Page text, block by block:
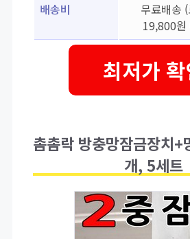
배송비
무료배송
19,800원
최저가
촘촘락 방충망잠금장치+
개, 5세트